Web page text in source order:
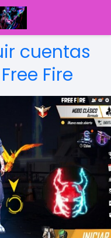
cuentas
Fire